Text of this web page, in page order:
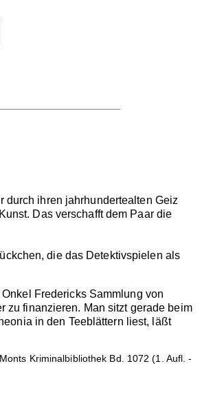
ihren jahrhundertealten Geiz
Das verschafft dem Paar die
die das Detektivspielen als
Fredericks Sammlung von
zu finanzieren. Man sitzt gerade beim
in den Teeblättern liest, läßt
Kriminalbibliothek Bd. 1072 (1. Aufl. -